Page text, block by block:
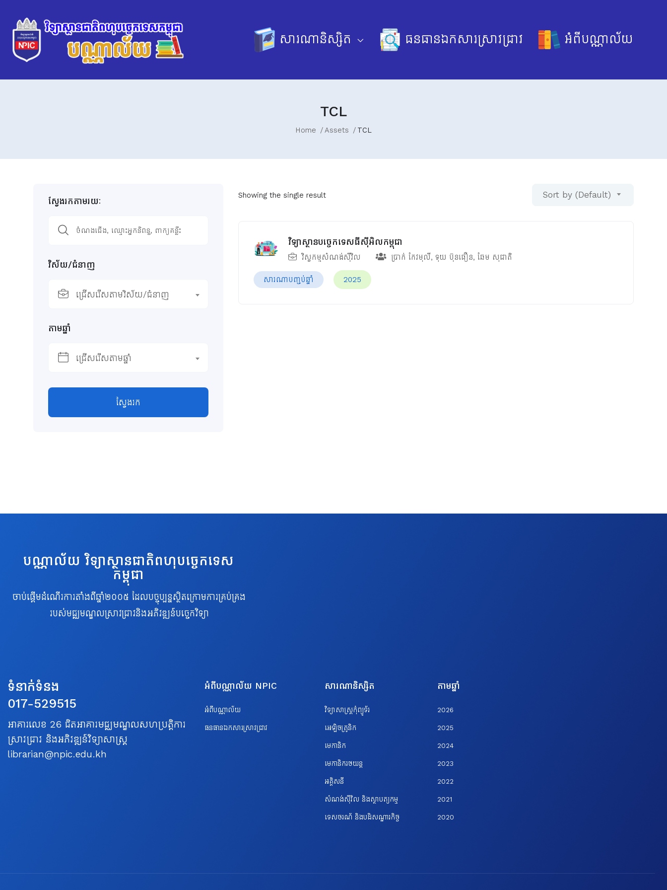
សារណានិស្សិត ធនធានឯកសារស្រាវជ្រាវ អំពីបណ្ណាល័យ
TCL
Home Assets TCL
ស្វែងរកតាមរយៈ
វិស័យ/ជំនាញ
ជ្រើសរើសតាមវិស័យ/ជំនាញ
តាមឆ្នាំ
ជ្រើសរើសតាមឆ្នាំ
ស្វែងរក
Showing the single result Sort by (Default)
វិទ្យាស្ថានបច្ចេកទេសធីស៊ីអិលកម្ពុជា
វិស្វកម្មសំណង់ស៊ីវិល ប្រាក់ កែវមុលី, ទុយ​ ប៊ុនធឿន, ឆែម សុជាតិ
សារណាបញ្ចប់ឆ្នាំ 2025
បណ្ណាល័យ វិទ្យាស្ថានជាតិពហុបច្ចេកទេស
កម្ពុជា
ចាប់ផ្តើមដំណើរការតាំងពីឆ្នាំ២០០៥ ដែលបច្ចុប្បន្នស្ថិតក្រោមការគ្រប់គ្រង
របស់មជ្ឈមណ្ឌលស្រាវជ្រាវនិងអភិវឌ្ឍន៍បច្ចេកវិទ្យា
ទំនាក់ទំនង
017-529515
អាគារលេខ 26 ជិតអាគារមជ្ឈមណ្ឌលសហប្រត្តិការ
ស្រាវជ្រាវ និងអភិវឌ្ឍន៍វិទ្យាសាស្ត្រ
librarian@npic.edu.kh
អំពីបណ្ណាល័យ NPIC
អំពីបណ្ណាល័យ
ធនធានឯកសារស្រាវជ្រាវ
សារណានិស្សិត
វិទ្យាសាស្ត្រកុំព្យូទ័រ
អេឡិចត្រូនិក
មេកានិក
មេកានិករថយន្ត
អគ្គិសនី
សំណង់ស៊ីវិល និងស្ថាបត្យកម្ម
ទេសចរណ័ និងបដិសណ្ឋារកិច្ច
តាមឆ្នាំ
2026
2025
2024
2023
2022
2021
2020